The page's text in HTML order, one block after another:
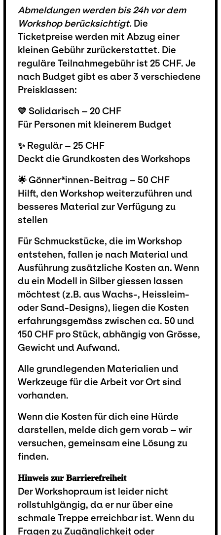
Abmeldungen werden bis 24h vor dem
Workshop berücksichtigt. Die
Ticketpreise werden mit Abzug einer
kleinen Gebühr zurückerstattet. Die
reguläre Teilnahmegebühr ist 25 CHF. Je
nach Budget gibt es aber 3 verschiedene
Preisklassen:
💛 Solidarisch – 20 CHF
Für Personen mit kleinerem Budget
✨ Regulär – 25 CHF
Deckt die Grundkosten des Workshops
🌟 Gönner*innen-Beitrag – 50 CHF
Hilft, den Workshop weiterzuführen und
besseres Material zur Verfügung zu
stellen
Für Schmuckstücke, die im Workshop
entstehen, fallen je nach Material und
Ausführung zusätzliche Kosten an. Wenn
du ein Modell in Silber giessen lassen
möchtest (z.B. aus Wachs-, Heissleim-
oder Sand-Designs), liegen die Kosten
erfahrungsgemäss zwischen ca. 50 und
150 CHF pro Stück, abhängig von Grösse,
Gewicht und Aufwand.
Alle grundlegenden Materialien und
Werkzeuge für die Arbeit vor Ort sind
vorhanden.
Wenn die Kosten für dich eine Hürde
darstellen, melde dich gern vorab – wir
versuchen, gemeinsam eine Lösung zu
finden.
Hinweis zur Barrierefreiheit
Der Workshopraum ist leider nicht
rollstuhlgängig, da er nur über eine
schmale Treppe erreichbar ist. Wenn du
Fragen zu Zugänglichkeit oder